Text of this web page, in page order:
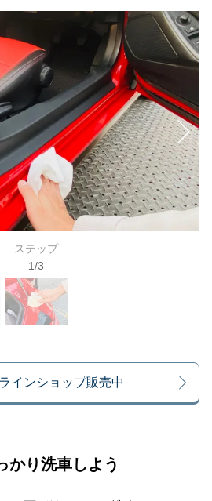
ステップ
1/3
インショップ販売中
かり洗車しよう